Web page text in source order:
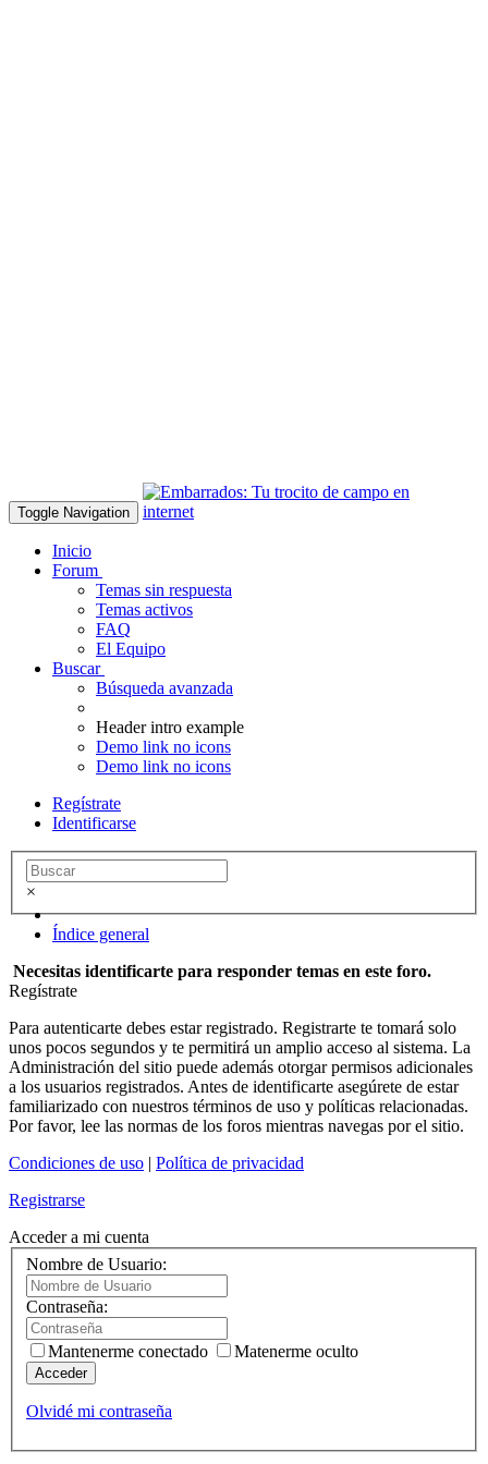
Toggle Navigation
Inicio
Forum
Temas sin respuesta
Temas activos
FAQ
El Equipo
Buscar
Búsqueda avanzada
Header intro example
Demo link no icons
Demo link no icons
Regístrate
Identificarse
×
Índice general
Necesitas identificarte para responder temas en este foro.
Regístrate
Para autenticarte debes estar registrado. Registrarte te tomará solo
unos pocos segundos y te permitirá un amplio acceso al sistema. La
Administración del sitio puede además otorgar permisos adicionales
a los usuarios registrados. Antes de identificarte asegúrete de estar
familiarizado con nuestros términos de uso y políticas relacionadas.
Por favor, lee las normas de los foros mientras navegas por el sitio.
Condiciones de uso | Política de privacidad
Registrarse
Acceder a mi cuenta
Nombre de Usuario:
Contraseña:
Mantenerme conectado Matenerme oculto
Acceder
Olvidé mi contraseña